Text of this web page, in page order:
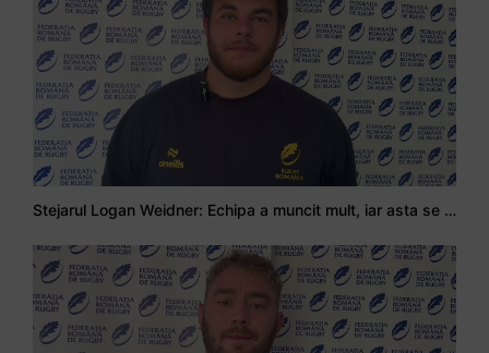
Stejarul Logan Weidner: Echipa a muncit mult, iar asta se va vedea în meciurile de la Nations Cup